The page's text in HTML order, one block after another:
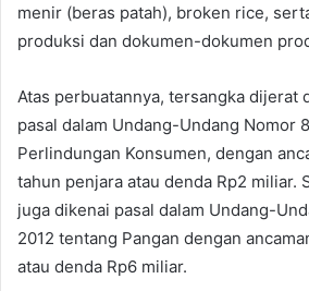
menir (beras patah), broken rice,
produksi dan dokumen-dokumen
Atas perbuatannya, tersangka dijerat
pasal dalam Undang-Undang Nomor
Perlindungan Konsumen, dengan
tahun penjara atau denda Rp2 miliar.
juga dikenai pasal dalam Undang-
2012 tentang Pangan dengan
atau denda Rp6 miliar.